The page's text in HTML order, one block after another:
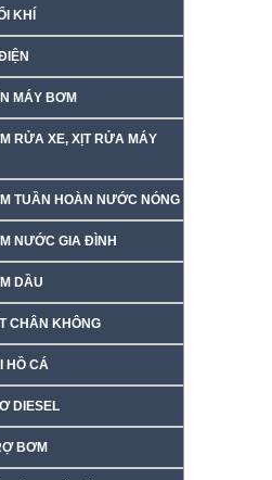
KHÍ
MÁY BƠM
RỬA XE, XỊT RỬA MÁY
TUẦN HOÀN NƯỚC NÓNG
NƯỚC GIA ĐÌNH
DẦU
CHÂN KHÔNG
HỒ CÁ
DIESEL
BƠM